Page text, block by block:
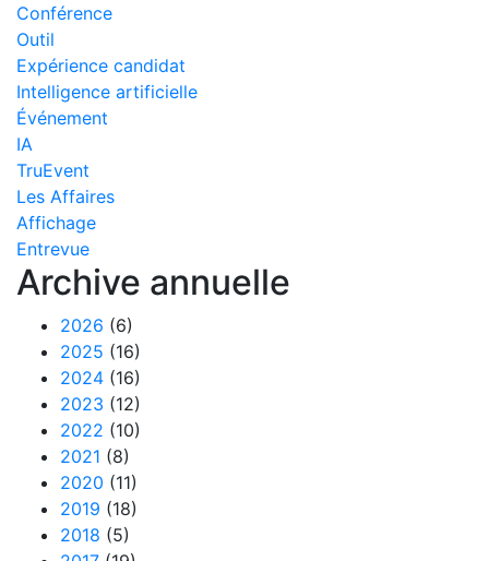
Conférence
Outil
Expérience candidat
Intelligence artificielle
Événement
IA
TruEvent
Les Affaires
Affichage
Entrevue
Archive annuelle
2026 (6)
2025 (16)
2024 (16)
2023 (12)
2022 (10)
2021 (8)
2020 (11)
2019 (18)
2018 (5)